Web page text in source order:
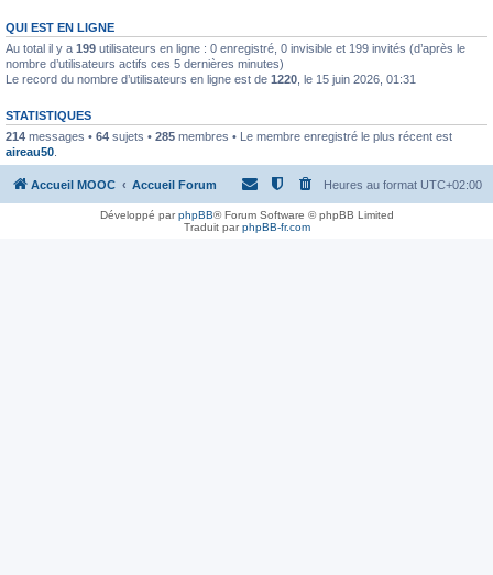
QUI EST EN LIGNE
Au total il y a 199 utilisateurs en ligne : 0 enregistré, 0 invisible et 199 invités (d’après le
nombre d’utilisateurs actifs ces 5 dernières minutes)
Le record du nombre d’utilisateurs en ligne est de 1220 , le 15 juin 2026, 01:31
STATISTIQUES
214 messages • 64 sujets • 285 membres • Le membre enregistré le plus récent est
aireau50
Accueil MOOC Accueil Forum Heures au format UTC+02:00
Développé parphpBB® Forum Software © phpBB Limited
Traduit parphpBB-fr.com